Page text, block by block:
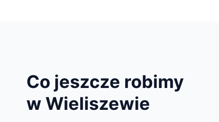
Co jeszcze robimy
w Wieliszewie